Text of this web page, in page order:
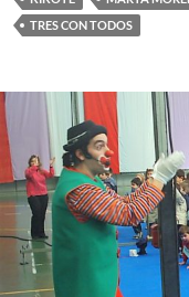
TRES CON TODOS